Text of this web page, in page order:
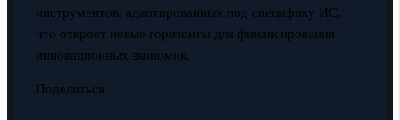
инструментов, адаптированных под специфику ИС,
что откроет новые горизонты для финансирования
инновационных экономик.
Поделиться